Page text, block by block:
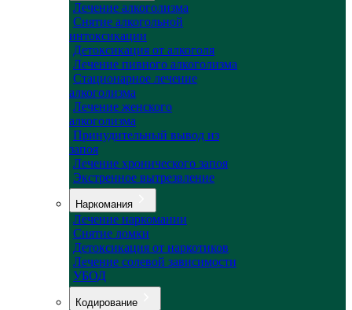
Лечение алкоголизма
Снятие алкогольной
интоксикации
Детоксикация от алкоголя
Лечение пивного алкоголизма
Стационарное лечение
алкоголизма
Лечение женского
алкоголизма
Принудительный вывод из
запоя
Лечение хронического запоя
Экстренное вытрезвление
Наркомания
Лечение наркомании
Снятие ломки
Детоксикация от наркотиков
Лечение солевой зависимости
УБОД
Кодирование